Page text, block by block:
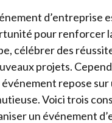
d’entreprise
pour renforcer
célébrer des
projets.
repose sur
Voici trois
un événement